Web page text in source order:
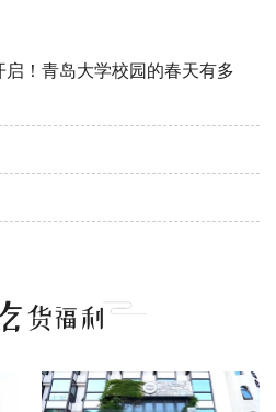
！青岛大学校园的春天有多